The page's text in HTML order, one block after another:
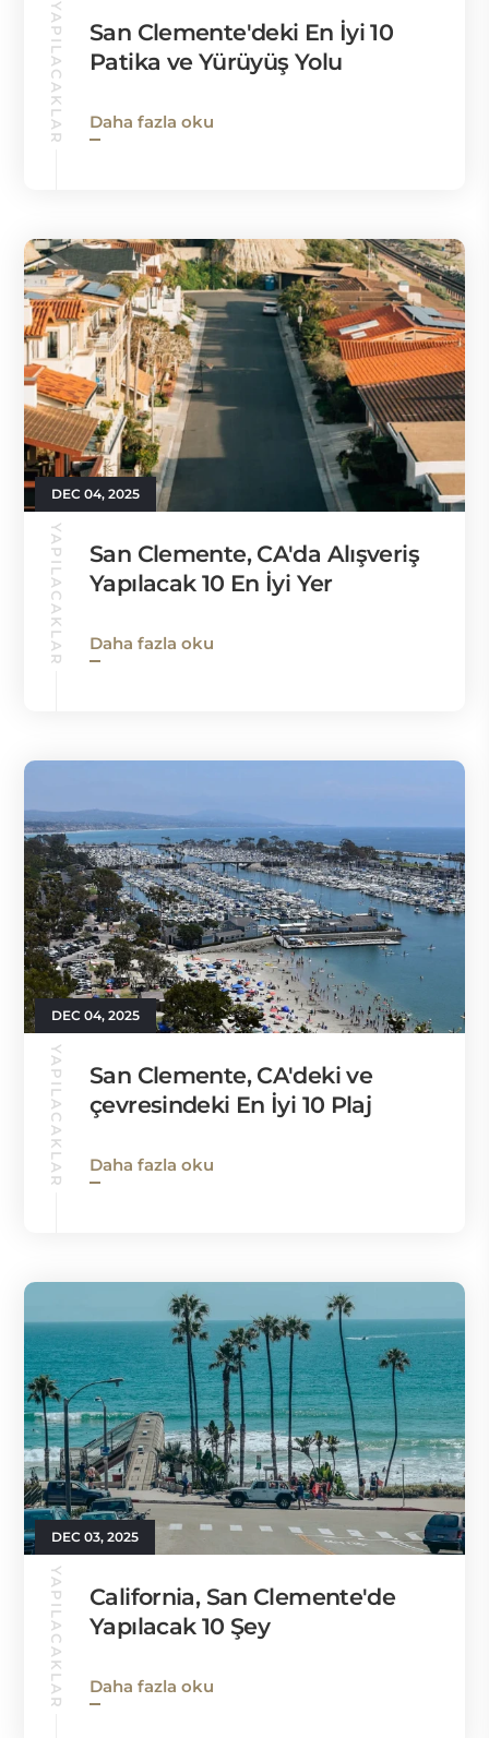
YAPILACAKLAR
San Clemente'deki En İyi 10
Patika ve Yürüyüş Yolu
Daha fazla oku
DEC 04, 2025
YAPILACAKLAR
San Clemente, CA'da Alışveriş
Yapılacak 10 En İyi Yer
Daha fazla oku
DEC 04, 2025
YAPILACAKLAR
San Clemente, CA'deki ve
çevresindeki En İyi 10 Plaj
Daha fazla oku
DEC 03, 2025
YAPILACAKLAR
California, San Clemente'de
Yapılacak 10 Şey
Daha fazla oku